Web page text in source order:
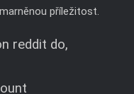
příležitost.
reddit do,